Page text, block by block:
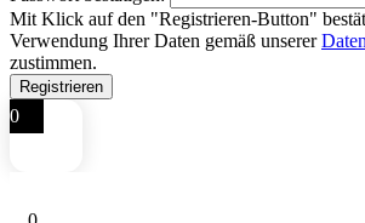
Mit Klick auf den "Registrieren-Button"
Verwendung Ihrer Daten gemäß unserer
zustimmen.
0